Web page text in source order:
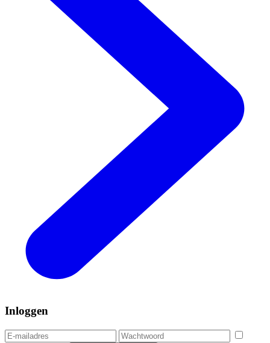
Inloggen